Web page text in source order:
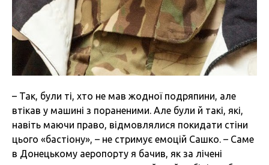
– Так, були ті, хто не мав жодної подряпини, але
втікав у машині з пораненими. Але були й такі, які,
навіть маючи право, відмовлялися покидати стіни
цього «бастіону», – не стримує емоцій Сашко. – Саме
в Донецькому аеропорту я бачив, як за лічені